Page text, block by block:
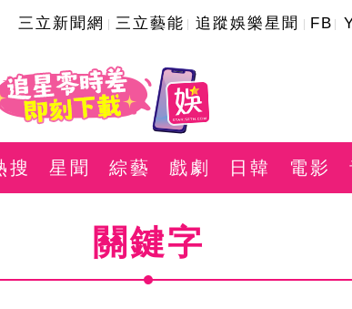
三立新聞網 三立藝能 追蹤娛樂星聞 FB
搜 星聞 綜藝 戲劇 日韓 電影
關鍵字